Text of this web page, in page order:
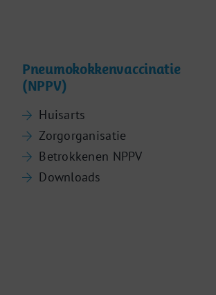
Pneumokokkenvaccinatie
(NPPV)
Huisarts
Zorgorganisatie
Betrokkenen NPPV
Downloads